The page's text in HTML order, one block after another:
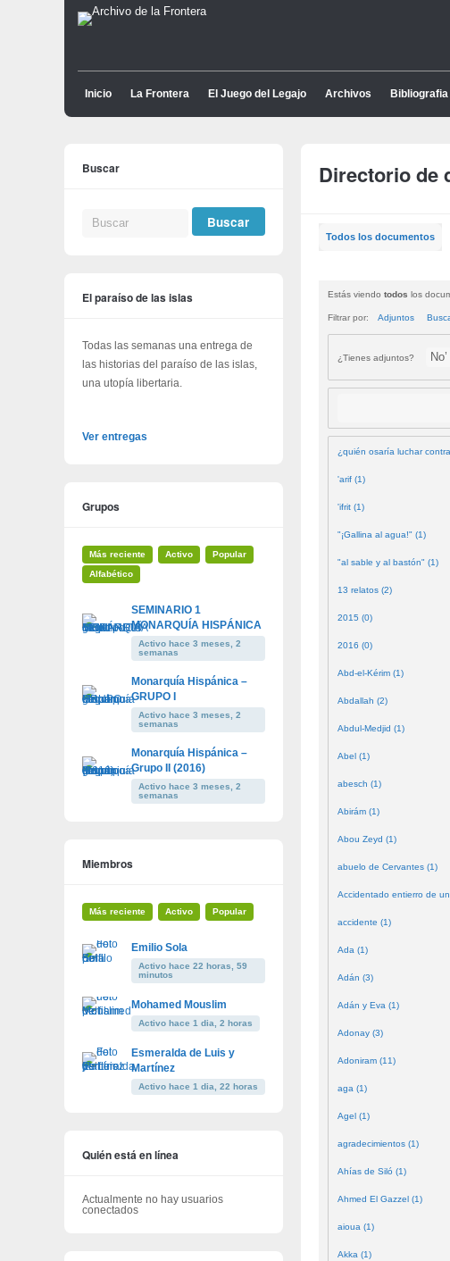
Inicio La Frontera El Juego del Legajo Archivos Bibliografia
Directorio de
Todos los documentos
Estás viendo todos los
Filtrar por: Adjuntos
¿Tienes adjuntos?
¿quién osaría luchar
'arif (1)
'ifrit (1)
"¡Gallina al agua!" (1)
"al sable y al bastón" (1)
13 relatos (2)
2015 (0)
2016 (0)
Abd-el-Kérim (1)
Abdallah (2)
Abdul-Medjid (1)
Abel (1)
abesch (1)
Abirám (1)
Abou Zeyd (1)
abuelo de Cervantes (1)
Accidentado entierro de
accidente (1)
Ada (1)
Adán (3)
Adán y Eva (1)
Adonay (3)
Adoniram (11)
aga (1)
Agel (1)
agradecimientos (1)
Ahías de Siló (1)
Ahmed El Gazzel (1)
aioua (1)
Akka (1)
Buscar
El paraíso de las islas
Todas las semanas una entrega de
las historias del paraíso de las islas,
una utopía libertaria.
Ver entregas
Grupos
Más reciente Activo
Popular
Alfabético
SEMINARIO 1
MONARQUÍA HISPÁNICA
Activo hace 3 meses, 2
semanas
Monarquía Hispánica –
GRUPO I
Activo hace 3 meses, 2
semanas
Monarquía Hispánica –
Grupo II (2016)
Activo hace 3 meses, 2
semanas
Miembros
Más reciente Activo Popular
Emilio Sola
Activo hace 22 horas, 59
minutos
Mohamed Mouslim
Activo hace 1 dia, 2 horas
Esmeralda de Luis y
Martínez
Activo hace 1 dia, 22 horas
Quién está en línea
Actualmente no hay usuarios
conectados